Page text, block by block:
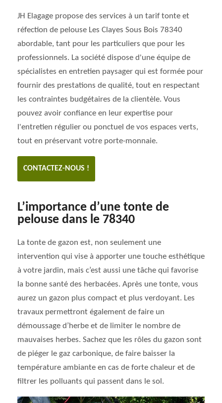
JH Elagage propose des services à un tarif tonte et
réfection de pelouse Les Clayes Sous Bois 78340
abordable, tant pour les particuliers que pour les
professionnels. La société dispose d'une équipe de
spécialistes en entretien paysager qui est formée pour
fournir des prestations de qualité, tout en respectant
les contraintes budgétaires de la clientèle. Vous
pouvez avoir confiance en leur expertise pour
l'entretien régulier ou ponctuel de vos espaces verts,
tout en préservant votre porte-monnaie.
CONTACTEZ-NOUS !
L’importance d’une tonte de
pelouse dans le 78340
La tonte de gazon est, non seulement une
intervention qui vise à apporter une touche esthétique
à votre jardin, mais c’est aussi une tâche qui favorise
la bonne santé des herbacées. Après une tonte, vous
aurez un gazon plus compact et plus verdoyant. Les
travaux permettront également de faire un
démoussage d’herbe et de limiter le nombre de
mauvaises herbes. Sachez que les rôles du gazon sont
de piéger le gaz carbonique, de faire baisser la
température ambiante en cas de forte chaleur et de
filtrer les polluants qui passent dans le sol.